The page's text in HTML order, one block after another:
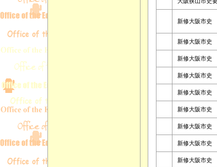
新修大阪市史
新修大阪市史
新修大阪市史
新修大阪市史
新修大阪市史
新修大阪市史
新修大阪市史
新修大阪市史
新修大阪市史